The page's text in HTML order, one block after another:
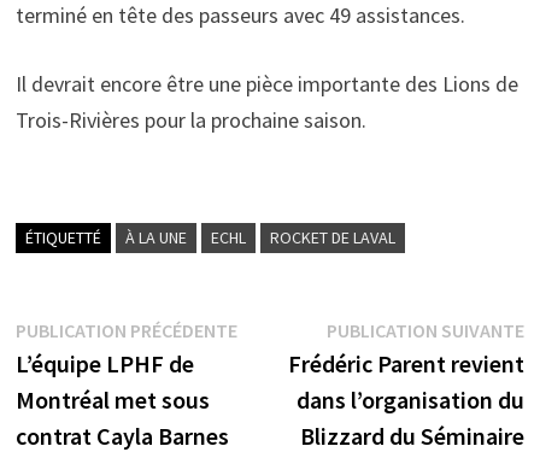
terminé en tête des passeurs avec 49 assistances.
Il devrait encore être une pièce importante des Lions de
Trois-Rivières pour la prochaine saison.
ÉTIQUETTÉ À LA UNE ECHL ROCKET DE LAVAL
Navigation
de
l’article
PUBLICATION PRÉCÉDENTEPublication
précédente :
L’équipe LPHF de
Montréal met sous
contrat Cayla Barnes
PUBLICATION SUIVANTE
Frédéric Parent revient
dans l’organisation du
Blizzard du Séminaire